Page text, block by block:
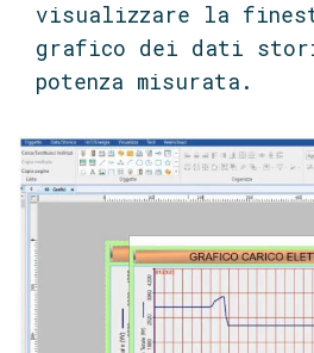
visualizzare la
grafico dei dati
potenza misurata.